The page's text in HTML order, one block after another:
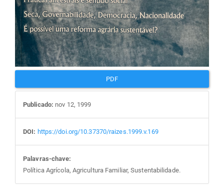
PDF
Publicado: nov 12, 1999
DOI: https://doi.org/10.37370/raizes.1999.v.169
Palavras-chave:
Política Agrícola, Agricultura Familiar, Sustentabilidade.